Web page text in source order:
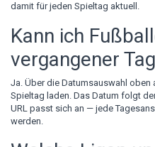
damit für jeden Spieltag aktuell.
Kann ich
vergangener
Ja. Über die Datumsauswahl
Spieltag laden. Das Datum folgt
URL passt sich an — jede
werden.